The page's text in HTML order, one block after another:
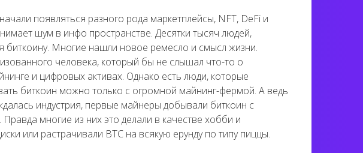
появляться разного рода маркетплейсы, NFT, DeFi и
шум в инфо пространстве. Десятки тысяч людей,
биткоину. Многие нашли новое ремесло и смысл жизни.
человека, который бы не слышал что-то о
и цифровых активах. Однако есть люди, которые
биткоин можно только с огромной майнинг-фермой. А ведь
индустрия, первые майнеры добывали биткоин с
многие из них это делали в качестве хобби и
или растрачивали BTC на всякую ерунду по типу пиццы.